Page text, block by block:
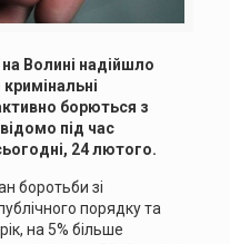
на Волині надійшло
борються з
під час
24 лютого.
боротьби зі
порядку та
на 5% більше